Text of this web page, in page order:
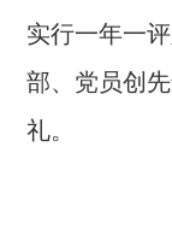
实行一年一
部、党员创
礼。